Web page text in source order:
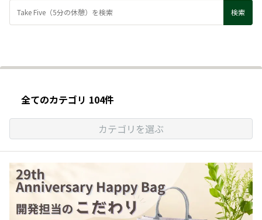
全てのカテゴリ 104件
カテゴリを選ぶ